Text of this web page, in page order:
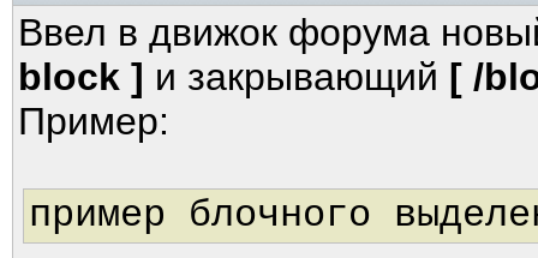
Ввел в движок форума
block ] и закрывающий [ /
Пример:
пример блочного